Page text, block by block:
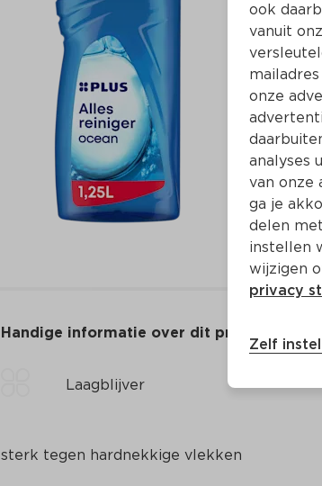
Handige informatie over dit product
Laagblijver
sterk tegen hardnekkige vlekken
ook
vanuit
onze
analyses
van onze
ga je
delen
instellen
wijzigen
privacy
Zelf